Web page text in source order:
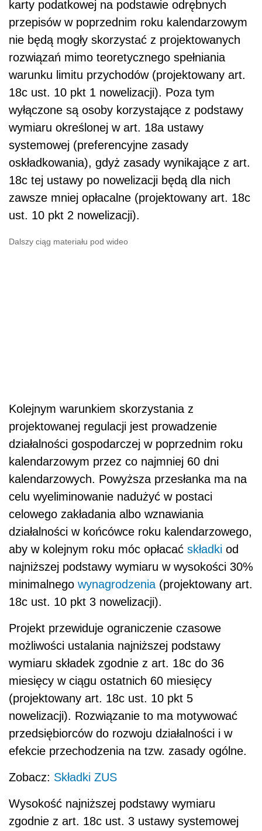
oskładkowania), gdyż zasady wynikające z art.
18c tej ustawy po nowelizacji będą dla nich
zawsze mniej opłacalne (projektowany art. 18c
ust. 10 pkt 2 nowelizacji).
Dalszy ciąg materiału pod wideo
Kolejnym warunkiem skorzystania z
najniższej podstawy wymiaru w wysokości 30%
minimalnegowynagrodzenia(projektowany art.
18c ust. 10 pkt 3 nowelizacji).
Projekt przewiduje ograniczenie czasowe
możliwości ustalania najniższej podstawy
wymiaru składek zgodnie z art. 18c do 36
miesięcy w ciągu ostatnich 60 miesięcy
(projektowany art. 18c ust. 10 pkt 5
nowelizacji). Rozwiązanie to ma motywować
przedsiębiorców do rozwoju działalności i w
efekcie przechodzenia na tzw. zasady ogólne.
Wysokość najniższej podstawy wymiaru
zgodnie z art. 18c ust. 3 ustawy systemowej
po nowelizacji będzie równa iloczynowi
przeciętnego miesięcznego przychodu z tytułu
prowadzenia pozarolniczej działalności
gospodarczej w poprzednim roku
kalendarzowym oraz współczynnika na dany
(projektowany art. 18c ust. 5 nowelizacji).
Wartość współczynnika ogłosi PrezesZUS
roku w formie komunikatu w Dzienniku